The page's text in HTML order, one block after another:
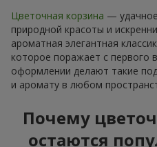
Цветочная корзина —
природной красоты и
ароматная элегантная
которое поражает с первого
оформлении делают такие
и аромату в любом
Почему
остаются